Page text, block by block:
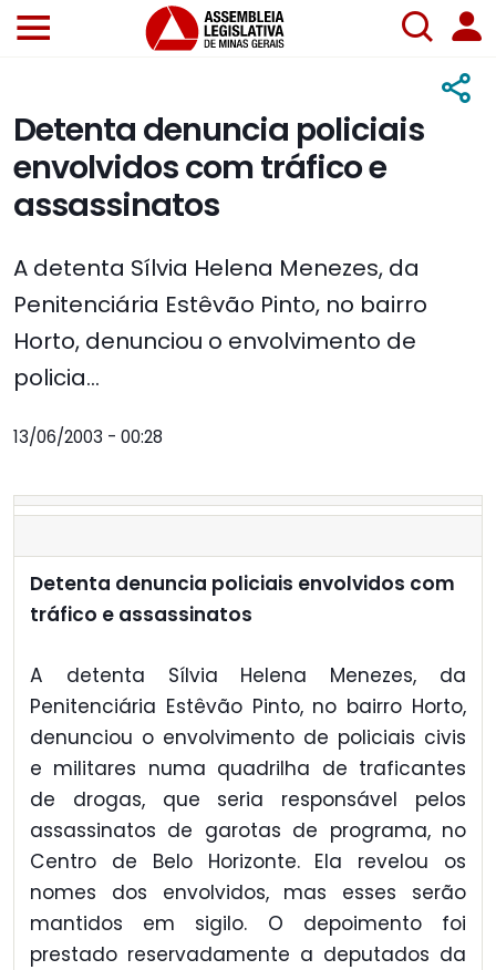
Detenta denuncia policiais
envolvidos com tráfico e
assassinatos
A detenta Sílvia Helena Menezes, da
Penitenciária Estêvão Pinto, no bairro
Horto, denunciou o envolvimento de
policia...
13/06/2003 - 00:28
Detenta denuncia policiais envolvidos com
tráfico e assassinatos
A detenta Sílvia Helena Menezes, da
Penitenciária Estêvão Pinto, no bairro Horto,
denunciou o envolvimento de policiais civis
e militares numa quadrilha de traficantes
de drogas, que seria responsável pelos
assassinatos de garotas de programa, no
Centro de Belo Horizonte. Ela revelou os
nomes dos envolvidos, mas esses serão
mantidos em sigilo. O depoimento foi
prestado reservadamente a deputados da